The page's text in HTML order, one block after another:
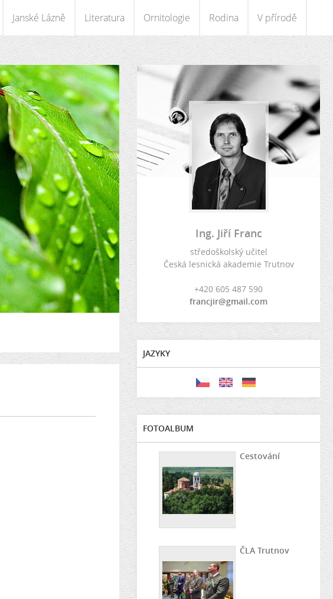
Janské Lázně Literatura Ornitologie Rodina V přírodě
Ing. Jiří Franc
středoškolský učitel
Česká lesnická akademie Trutnov
+420 605 487 590
francjir@gmail.com
JAZYKY
FOTOALBUM
Cestování
ČLA Trutnov